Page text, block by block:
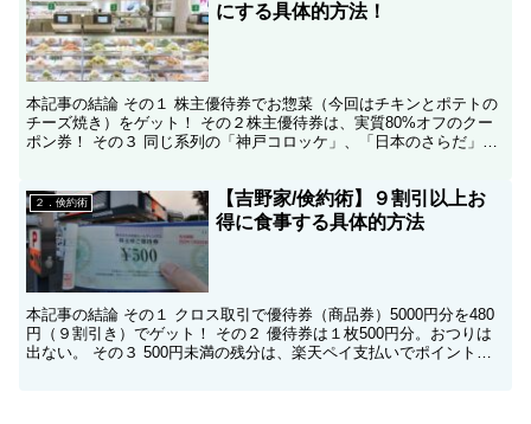
にする具体的方法！
本記事の結論 その１ 株主優待券でお惣菜（今回はチキンとポテトの
チーズ焼き）をゲット！ その２株主優待券は、実質80%オフのクー
ポン券！ その３ 同じ系列の「神戸コロッケ」、「日本のさらだ」、
２．倹約術
【吉野家/倹約術】９割引以上お
得に食事する具体的方法
本記事の結論 その１ クロス取引で優待券（商品券）5000円分を480
円（９割引き）でゲット！ その２ 優待券は１枚500円分。おつりは
出ない。 その３ 500円未満の残分は、楽天ペイ支払いでポイント消